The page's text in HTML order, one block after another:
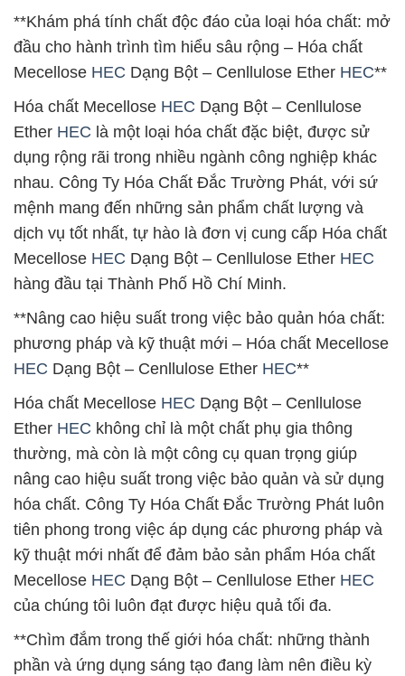
**Khám phá tính chất độc đáo của loại hóa chất: mở
đầu cho hành trình tìm hiểu sâu rộng – Hóa chất
Mecellose HEC Dạng Bột – Cenllulose Ether HEC**
Hóa chất Mecellose HEC Dạng Bột – Cenllulose
Ether HEC là một loại hóa chất đặc biệt, được sử
dụng rộng rãi trong nhiều ngành công nghiệp khác
nhau. Công Ty Hóa Chất Đắc Trường Phát, với sứ
mệnh mang đến những sản phẩm chất lượng và
dịch vụ tốt nhất, tự hào là đơn vị cung cấp Hóa chất
Mecellose HEC Dạng Bột – Cenllulose Ether HEC
hàng đầu tại Thành Phố Hồ Chí Minh.
**Nâng cao hiệu suất trong việc bảo quản hóa chất:
phương pháp và kỹ thuật mới – Hóa chất Mecellose
HEC Dạng Bột – Cenllulose Ether HEC**
Hóa chất Mecellose HEC Dạng Bột – Cenllulose
Ether HEC không chỉ là một chất phụ gia thông
thường, mà còn là một công cụ quan trọng giúp
nâng cao hiệu suất trong việc bảo quản và sử dụng
hóa chất. Công Ty Hóa Chất Đắc Trường Phát luôn
tiên phong trong việc áp dụng các phương pháp và
kỹ thuật mới nhất để đảm bảo sản phẩm Hóa chất
Mecellose HEC Dạng Bột – Cenllulose Ether HEC
của chúng tôi luôn đạt được hiệu quả tối đa.
**Chìm đắm trong thế giới hóa chất: những thành
phần và ứng dụng sáng tạo đang làm nên điều kỳ